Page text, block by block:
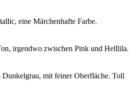
eine Märchenhafte Farbe.
irgendwo zwischen Pink und Helllila.
Dunkelgrau, mit feiner Oberfläche. Toll